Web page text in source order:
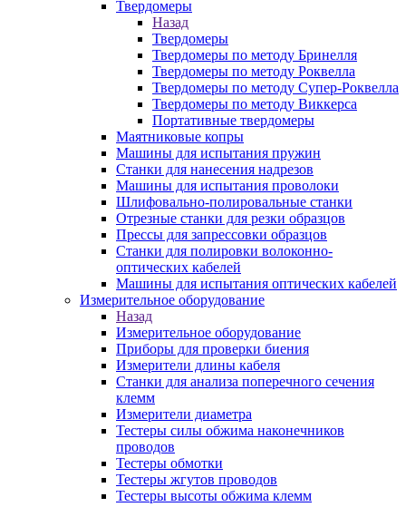
Твердомеры
Назад
Твердомеры
Твердомеры по методу Бринелля
Твердомеры по методу Роквелла
Твердомеры по методу Супер-Роквелла
Твердомеры по методу Виккерса
Портативные твердомеры
Маятниковые копры
Машины для испытания пружин
Станки для нанесения надрезов
Машины для испытания проволоки
Шлифовально-полировальные станки
Отрезные станки для резки образцов
Прессы для запрессовки образцов
Станки для полировки волоконно-
оптических кабелей
Машины для испытания оптических кабелей
Измерительное оборудование
Назад
Измерительное оборудование
Приборы для проверки биения
Измерители длины кабеля
Станки для анализа поперечного сечения
клемм
Измерители диаметра
Тестеры силы обжима наконечников
проводов
Тестеры обмотки
Тестеры жгутов проводов
Тестеры высоты обжима клемм